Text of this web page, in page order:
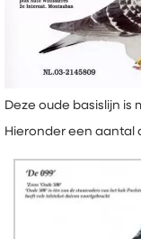
Deze oude basislijn is
Hieronder een aantal